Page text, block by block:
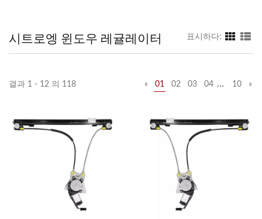
시트로엥 윈도우 레귤레이터 표시하다:
결과 1 - 12 의 118 « 01 02 03 04 … 10 »